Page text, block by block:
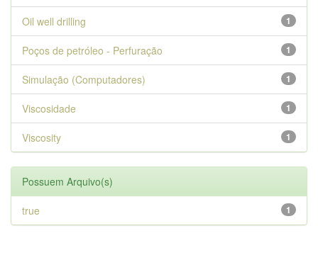
1
Oil well drilling
1
Poços de petróleo - Perfuração
1
Simulação (Computadores)
1
Viscosidade
1
Viscosity
Possuem Arquivo(s)
1
true